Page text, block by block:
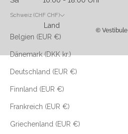
Schweiz (CHF CHF)
Land
Belgien (EUR €)
Dänemark (DKK kr.)
Deutschland (EUR €)
Finnland (EUR €)
Frankreich (EUR €)
Griechenland (EUR €)
© Vestibule